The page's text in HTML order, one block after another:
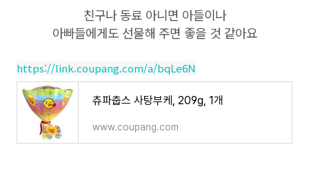
친구나 동료 아니면 아들이나
아빠들에게도 선물해 주면 좋을 것 같아요
https://link.coupang.com/a/bqLe6N
츄파춥스 사탕부케, 209g, 1개
www.coupang.com